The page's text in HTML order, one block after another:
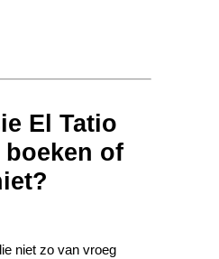
El Tatio
of
niet zo van vroeg